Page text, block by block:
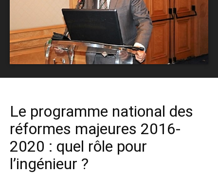
Le programme national des
réformes majeures 2016-
2020 : quel rôle pour
l’ingénieur ?